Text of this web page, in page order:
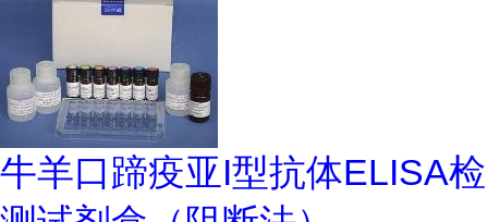
牛羊口蹄疫亚I型抗体ELISA检